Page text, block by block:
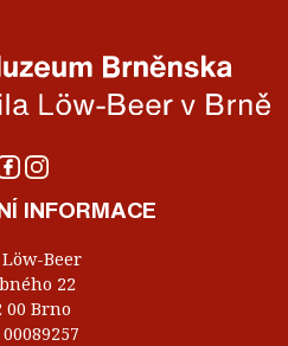
INFORMACE
Beer
22
00 Brno
00089257